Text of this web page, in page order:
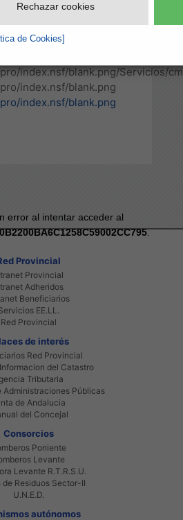
Rechazar cookies
de Cookies]
index.nsf/blank.png/Servicios/
index.nsf/blank.png
index.nsf/blank.png
error al intentar acceder al
.
Provincial
Provincial
Adheridos
Beneficiarios
EE.LL.
Red Provincial
de interés
Red Provincial
del Catastro
Tributaria
Administraciones Públicas
de Andalucia
del Concejal
Consorcios
Poniente
Levante
Levante R.T.R.S.U.
de Residuos Sector-II
U.N.E.D.
autónomos